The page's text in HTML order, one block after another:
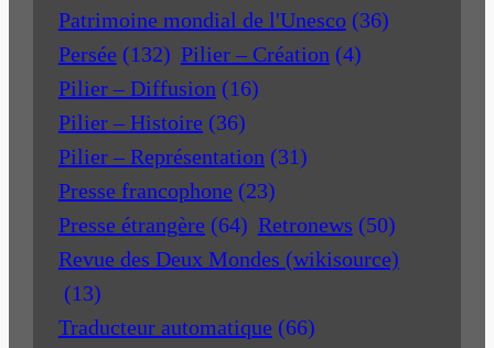
Patrimoine mondial de l'Unesco (36)
Persée (132) Pilier – Création (4)
Pilier – Diffusion (16)
Pilier – Histoire (36)
Pilier – Représentation (31)
Presse francophone (23)
Presse étrangère (64) Retronews (50)
Revue des Deux Mondes (wikisource)
(13)
Traducteur automatique (66)